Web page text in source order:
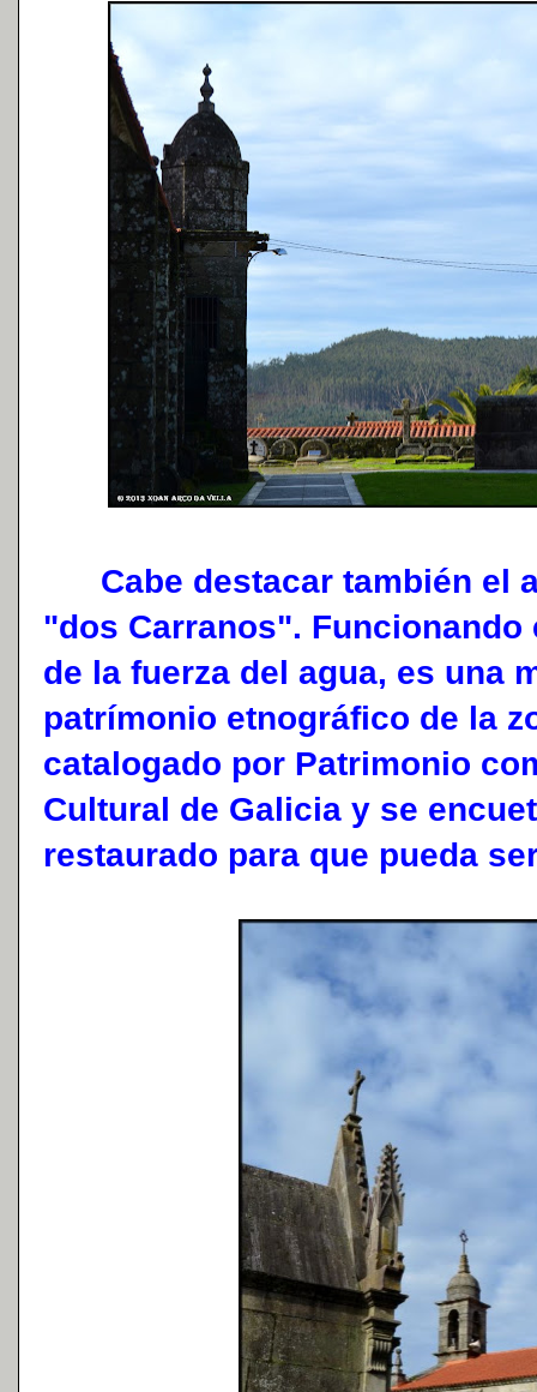
Cabe destacar también el
"dos Carranos".
de la fuerza del agua, es una
patrímonio etnográfico de la
catalogado por Patrimonio
Cultural de Galicia y se
restaurado para que pueda